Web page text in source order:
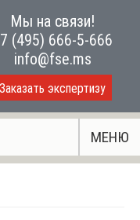
Мы на связи!
(495) 666-5-666
info@fse.ms
Заказать экспертизу
МЕНЮ